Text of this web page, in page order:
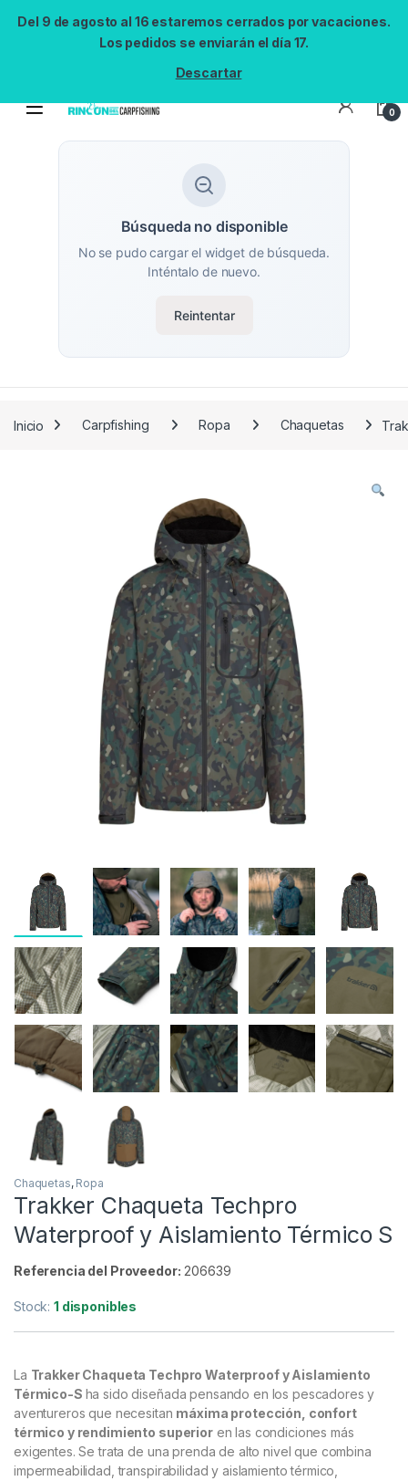
Del 9 de agosto al 16 estaremos cerrados por vacaciones.
Los pedidos se enviarán el día 17.
Descartar
0
Búsqueda no disponible
No se pudo cargar el widget de búsqueda.
Inténtalo de nuevo.
Reintentar
Inicio Carpfishing Ropa Chaquetas
Chaquetas, Ropa
Trakker Chaqueta Techpro
Waterproof y Aislamiento Térmico S
Referencia del Proveedor: 206639
Stock:1 disponibles
La Trakker Chaqueta Techpro Waterproof y Aislamiento
Térmico-S ha sido diseñada pensando en los pescadores y
aventureros que necesitan máxima protección, confort
térmico y rendimiento superioren las condiciones más
exigentes. Se trata de una prenda de alto nivel que combina
impermeabilidad, transpirabilidad y aislamiento térmico,